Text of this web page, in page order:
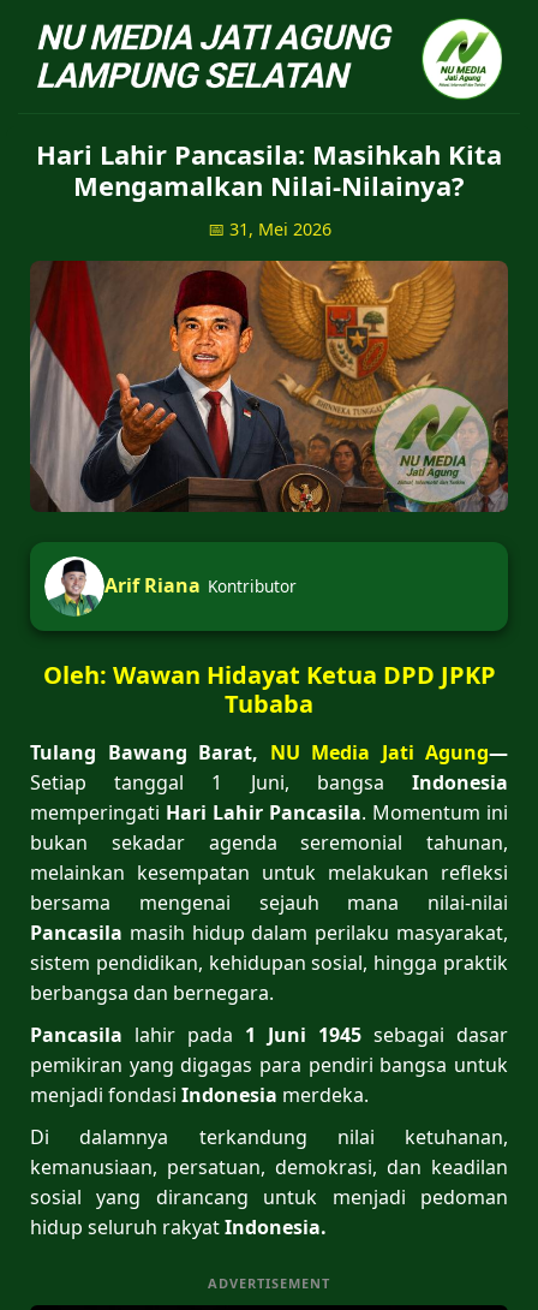
NU Jatiagung - Situs
Hari Lahir Pancasila: Masihkah Kita
Mengamalkan Nilai-Nilainya?
📅 31, Mei 2026
Arif Riana Kontributor
Oleh: Wawan Hidayat Ketua DPD JPKP
Tubaba
Tulang Bawang Barat, NU Media Jati Agung—
Setiap tanggal 1 Juni, bangsa Indonesia
memperingati Hari Lahir Pancasila. Momentum ini
bukan sekadar agenda seremonial tahunan,
melainkan kesempatan untuk melakukan refleksi
bersama mengenai sejauh mana nilai-nilai
Pancasila masih hidup dalam perilaku masyarakat,
sistem pendidikan, kehidupan sosial, hingga praktik
berbangsa dan bernegara.
Pancasila lahir pada 1 Juni 1945 sebagai dasar
pemikiran yang digagas para pendiri bangsa untuk
menjadi fondasi Indonesia merdeka.
Di dalamnya terkandung nilai ketuhanan,
kemanusiaan, persatuan, demokrasi, dan keadilan
sosial yang dirancang untuk menjadi pedoman
hidup seluruh rakyatIndonesia.
ADVERTISEMENT